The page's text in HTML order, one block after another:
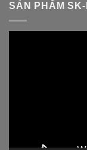
SẢN PHẨM SK-II